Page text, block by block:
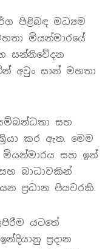
පිළිබඳ මධ්‍යම
මියන්මාරයේ
සන්නිවේදන
අවුං සාන් මහතා
සහ
කර ඇත. මෙම
මියන්මාරය සහ ඉන්
බාධාවකින්
ප්‍රධාන පියවරකි.
යටතේ
ප්‍රදාන